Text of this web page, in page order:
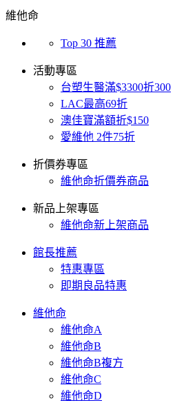
維他命
Top 30 推薦
活動專區
台塑生醫滿$3300折300
LAC最高69折
澳佳寶滿額折$150
愛維他 2件75折
折價券專區
維他命折價券商品
新品上架專區
維他命新上架商品
館長推薦
特惠專區
即期良品特惠
維他命
維他命A
維他命B
維他命B複方
維他命C
維他命D